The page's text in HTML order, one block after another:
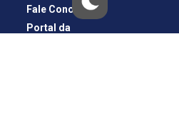
Fale Conosco
Portal da